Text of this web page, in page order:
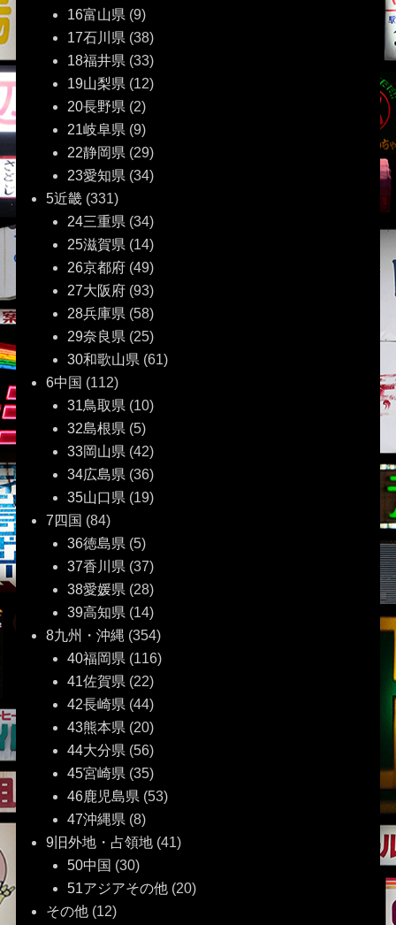
16富山県 (9)
17石川県 (38)
18福井県 (33)
19山梨県 (12)
20長野県 (2)
21岐阜県 (9)
22静岡県 (29)
23愛知県 (34)
5近畿(331)
24三重県 (34)
25滋賀県 (14)
26京都府(49)
27大阪府(93)
28兵庫県 (58)
29奈良県 (25)
30和歌山県 (61)
6中国 (112)
31鳥取県 (10)
32島根県 (5)
33岡山県 (42)
34広島県 (36)
35山口県 (19)
7四国 (84)
36徳島県 (5)
37香川県 (37)
38愛媛県 (28)
39高知県 (14)
8九州・沖縄 (354)
40福岡県 (116)
41佐賀県 (22)
42長崎県 (44)
43熊本県 (20)
44大分県 (56)
45宮崎県 (35)
46鹿児島県 (53)
47沖縄県 (8)
9旧外地・占領地(41)
50中国 (30)
51アジアその他(20)
その他(12)